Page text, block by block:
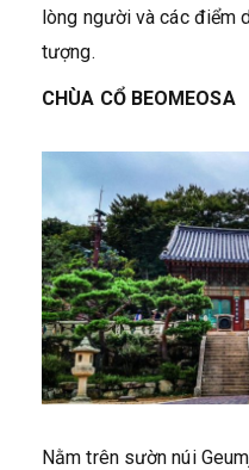
lòng người và các điểm
tượng.
CHÙA CỔ BEOMEOSA
Nằm trên sườn núi